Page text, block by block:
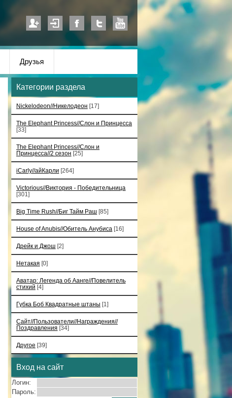
Друзья
Категории раздела
Nickelodeon//Никелодеон [17]
The Elephant Princess//Слон и Принцесса
[33]
The Elephant Princess//Слон и
Принцесса//2 сезон [25]
iCarly//айКарли [264]
Victorious//Виктория - Победительница
[301]
Big Time Rush//Биг Тайм Раш [85]
House of Anubis//Обитель Анубиса [16]
Дрейк и Джош [2]
Нетакая [0]
Аватар: Легенда об Аанге//Повелитель
стихий [4]
Губка Боб Квадратные штаны [1]
Сайт//Пользователи//Награждения//
Поздравления [34]
Другое [39]
Вход на сайт
Логин:
Пароль: